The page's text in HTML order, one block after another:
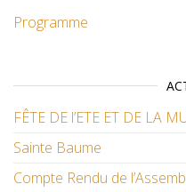
Programme
FÊTE DE l’ETE ET DE LA
Sainte Baume
Compte Rendu de